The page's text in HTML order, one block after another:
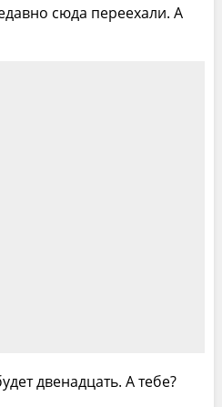
сюда переехали. А
двенадцать. А тебе?